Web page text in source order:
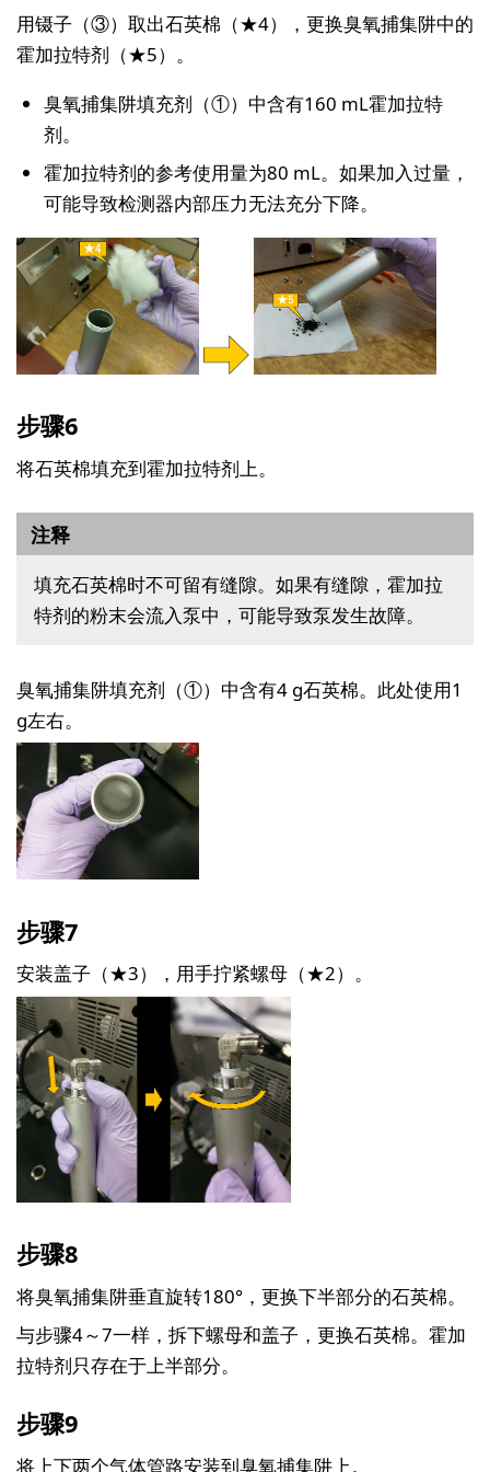
用镊子（③）取出石英棉（★4），更换臭氧捕集阱中的
霍加拉特剂（★5）。
臭氧捕集阱填充剂（①）中含有160 mL霍加拉特
剂。
霍加拉特剂的参考使用量为80 mL。如果加入过量，
可能导致检测器内部压力无法充分下降。
步骤6
将石英棉填充到霍加拉特剂上。
注释
填充石英棉时不可留有缝隙。如果有缝隙，霍加拉
特剂的粉末会流入泵中，可能导致泵发生故障。
臭氧捕集阱填充剂（①）中含有4 g石英棉。此处使用1
g左右。
步骤7
安装盖子（★3），用手拧紧螺母（★2）。
步骤8
将臭氧捕集阱垂直旋转180°，更换下半部分的石英棉。
与步骤4～7一样，拆下螺母和盖子，更换石英棉。霍加
拉特剂只存在于上半部分。
步骤9
将上下两个气体管路安装到臭氧捕集阱上。